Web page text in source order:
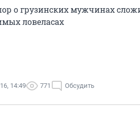
о грузинских мужчинах
ловеласах
14:49 771 Обсудить